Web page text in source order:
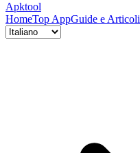
Apktool
HomeTop AppGuide e Articoli